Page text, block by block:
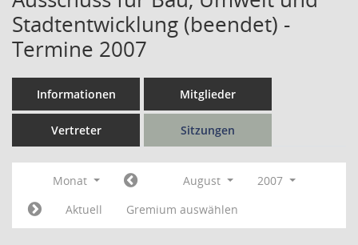
Stadtentwicklung (beendet) -
Termine 2007
Informationen Mitglieder
Vertreter Sitzungen
Monat August
2007
Aktuell
Gremium auswählen